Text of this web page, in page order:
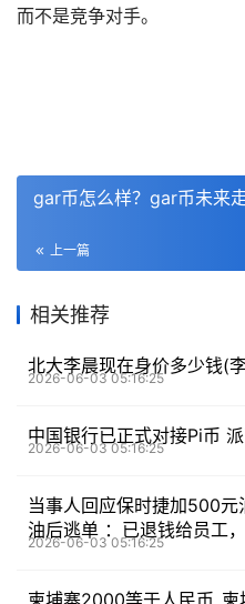
而不是竞争对手。
gar币怎么样？gar币未来
上一篇
相关推荐
北大李晨现在身价多少钱(
2026-06-03 05:16:25
中国银行已正式对接Pi币
2026-06-03 05:16:25
当事人回应保时捷加500元
油后逃单 ：已退钱给员工
2026-06-03 05:16:25
柬埔寨2000等于人民币_